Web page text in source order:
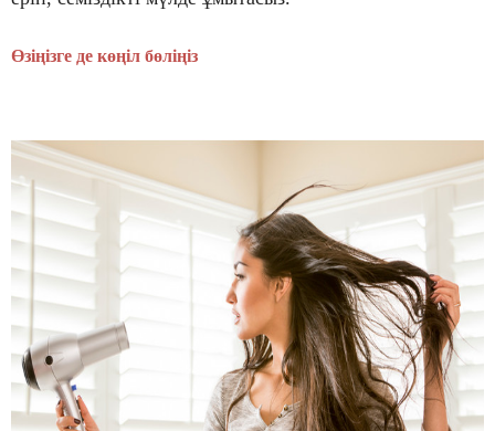
Өзіңізге де көңіл бөліңіз